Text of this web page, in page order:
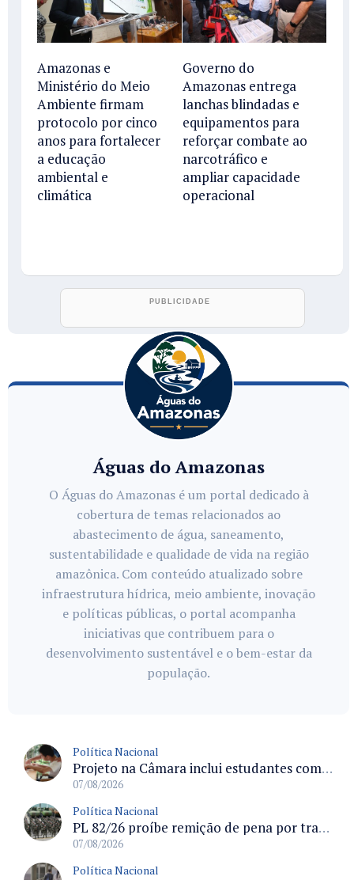
Amazonas e
Ministério do Meio
Ambiente firmam
protocolo por cinco
anos para fortalecer
a educação
ambiental e
climática
Governo do
Amazonas entrega
lanchas blindadas e
equipamentos para
reforçar combate ao
narcotráfico e
ampliar capacidade
operacional
Águas do Amazonas
O Águas do Amazonas é um portal dedicado à
cobertura de temas relacionados ao
abastecimento de água, saneamento,
sustentabilidade e qualidade de vida na região
amazônica. Com conteúdo atualizado sobre
infraestrutura hídrica, meio ambiente, inovação
e políticas públicas, o portal acompanha
iniciativas que contribuem para o
desenvolvimento sustentável e o bem-estar da
população.
Política Nacional
Projeto na Câmara inclui estudantes com deficiência no regime escolar especial da LDB e estabelece critérios para frequência
07/08/2026
Política Nacional
PL 82/26 proíbe remição de pena por trabalho em funções militares para condenados por crimes contra o Estado Democrático de Direito
07/08/2026
Política Nacional